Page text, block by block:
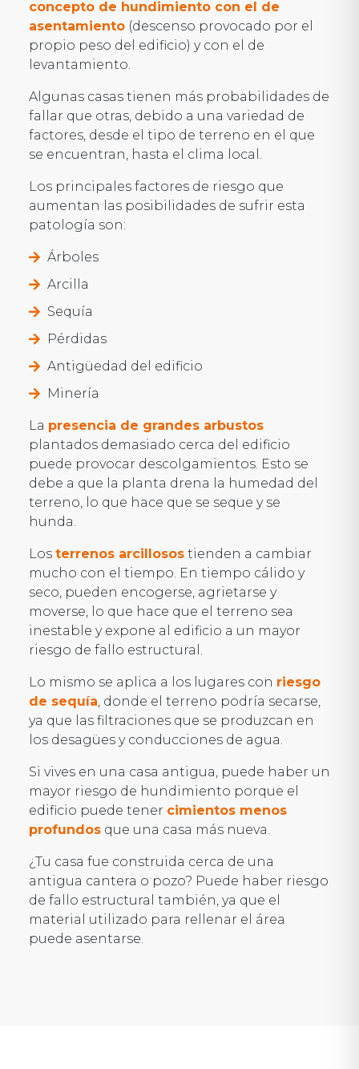
concepto de hundimiento con el de
asentamiento (descenso provocado por el
propio peso del edificio) y con el de
levantamiento.
Algunas casas tienen más probabilidades de
fallar que otras, debido a una variedad de
factores, desde el tipo de terreno en el que
se encuentran, hasta el clima local.
Los principales factores de riesgo que
aumentan las posibilidades de sufrir esta
patología son:
Árboles
Arcilla
Sequía
Pérdidas
Antigüedad del edificio
Minería
La presencia de grandes arbustos
plantados demasiado cerca del edificio
puede provocar descolgamientos. Esto se
debe a que la planta drena la humedad del
terreno, lo que hace que se seque y se
hunda.
Los terrenos arcillosos tienden a cambiar
mucho con el tiempo. En tiempo cálido y
seco, pueden encogerse, agrietarse y
moverse, lo que hace que el terreno sea
inestable y expone al edificio a un mayor
riesgo de fallo estructural.
Lo mismo se aplica a los lugares con riesgo
de sequía , donde el terreno podría secarse,
ya que las filtraciones que se produzcan en
los desagües y conducciones de agua.
Si vives en una casa antigua, puede haber un
mayor riesgo de hundimiento porque el
edificio puede tener cimientos menos
profundos que una casa más nueva.
¿Tu casa fue construida cerca de una
antigua cantera o pozo? Puede haber riesgo
de fallo estructural también, ya que el
material utilizado para rellenar el área
puede asentarse.